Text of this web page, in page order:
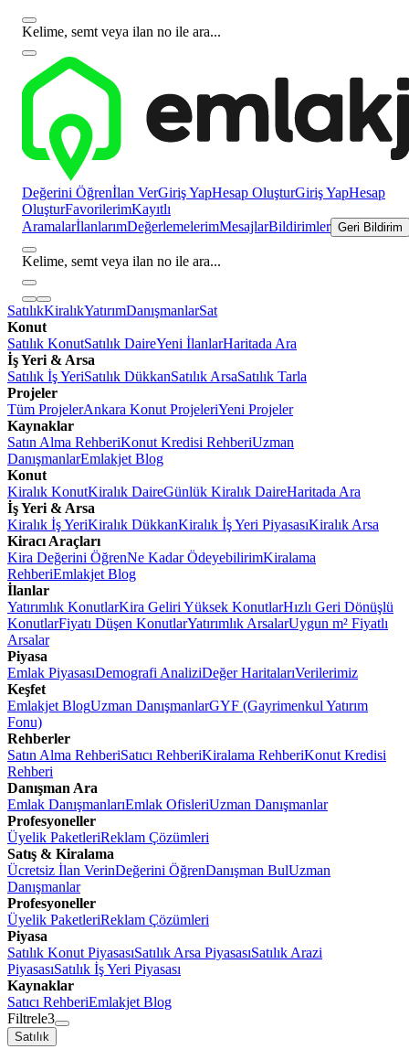
Kelime, semt veya ilan no ile ara...
Değerini Öğrenİlan VerGiriş YapHesap OluşturGiriş YapHesap
OluşturFavorilerimKayıtlı
AramalarİlanlarımDeğerlemelerimMesajlarBildirimler Geri Bildirim
Kelime, semt veya ilan no ile ara...
SatılıkKiralıkYatırımDanışmanlarSat
Konut
Satılık KonutSatılık DaireYeni İlanlarHaritada Ara
İş Yeri & Arsa
Satılık İş YeriSatılık DükkanSatılık ArsaSatılık Tarla
Projeler
Tüm ProjelerAnkara Konut ProjeleriYeni Projeler
Kaynaklar
Satın Alma RehberiKonut Kredisi RehberiUzman
DanışmanlarEmlakjet Blog
Konut
Kiralık KonutKiralık DaireGünlük Kiralık DaireHaritada Ara
İş Yeri & Arsa
Kiralık İş YeriKiralık DükkanKiralık İş Yeri PiyasasıKiralık Arsa
Kiracı Araçları
Kira Değerini ÖğrenNe Kadar ÖdeyebilirimKiralama
RehberiEmlakjet Blog
İlanlar
Yatırımlık KonutlarKira Geliri Yüksek KonutlarHızlı Geri Dönüşlü
KonutlarFiyatı Düşen KonutlarYatırımlık ArsalarUygun m² Fiyatlı
Arsalar
Piyasa
Emlak PiyasasıDemografi AnaliziDeğer HaritalarıVerilerimiz
Keşfet
Emlakjet BlogUzman DanışmanlarGYF (Gayrimenkul Yatırım
Fonu)
Rehberler
Satın Alma RehberiSatıcı RehberiKiralama RehberiKonut Kredisi
Rehberi
Danışman Ara
Emlak DanışmanlarıEmlak OfisleriUzman Danışmanlar
Profesyoneller
Üyelik PaketleriReklam Çözümleri
Satış & Kiralama
Ücretsiz İlan VerinDeğerini ÖğrenDanışman BulUzman
Danışmanlar
Profesyoneller
Üyelik PaketleriReklam Çözümleri
Piyasa
Satılık Konut PiyasasıSatılık Arsa PiyasasıSatılık Arazi
PiyasasıSatılık İş Yeri Piyasası
Kaynaklar
Satıcı RehberiEmlakjet Blog
Filtrele3
Satılık